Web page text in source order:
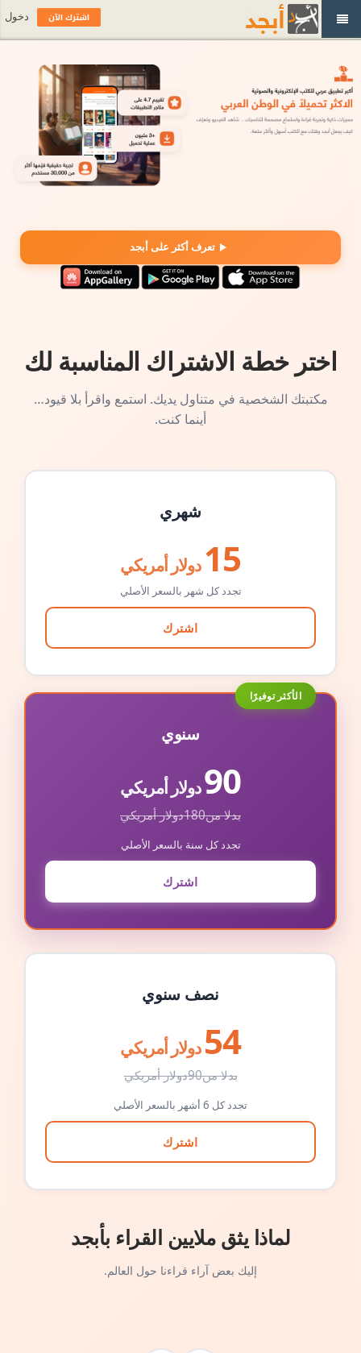
تعرف أكثر على أبجد
اختر خطة الاشتراك المناسبة لك
مكتبتك الشخصية في متناول يديك. استمع واقرأ بلا قيود…
أينما كنت.
شهري
15 دولار أمريكي
تجدد كل شهر بالسعر الأصلي
اشترك
الأكثر توفيرًا
سنوي
90دولار أمريكي
بدلا من180دولار أمريكي
تجدد كل سنة بالسعر الأصلي
اشترك
نصف سنوي
54 دولار أمريكي
بدلا من90دولار أمريكي
تجدد كل 6 أشهر بالسعر الأصلي
اشترك
لماذا يثق ملايين القراء بأبجد
إليك بعض آراء قراءنا حول العالم.
اشترك الآن دخول